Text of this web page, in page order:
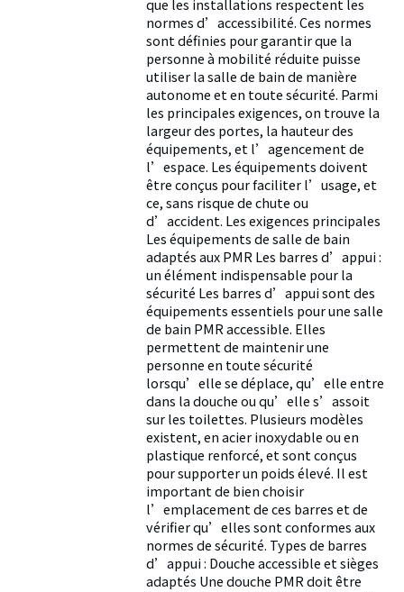
que les installations respectent les
normes d’accessibilité. Ces normes
sont définies pour garantir que la
personne à mobilité réduite puisse
utiliser la salle de bain de manière
autonome et en toute sécurité. Parmi
les principales exigences, on trouve la
largeur des portes, la hauteur des
équipements, et l’agencement de
l’espace. Les équipements doivent
être conçus pour faciliter l’usage, et
ce, sans risque de chute ou
d’accident. Les exigences principales
Les équipements de salle de bain
adaptés aux PMR Les barres d’appui :
un élément indispensable pour la
sécurité Les barres d’appui sont des
équipements essentiels pour une salle
de bain PMR accessible. Elles
permettent de maintenir une
personne en toute sécurité
lorsqu’elle se déplace, qu’elle entre
dans la douche ou qu’elle s’assoit
sur les toilettes. Plusieurs modèles
existent, en acier inoxydable ou en
plastique renforcé, et sont conçus
pour supporter un poids élevé. Il est
important de bien choisir
l’emplacement de ces barres et de
vérifier qu’elles sont conformes aux
normes de sécurité. Types de barres
d’appui : Douche accessible et sièges
adaptés Une douche PMR doit être